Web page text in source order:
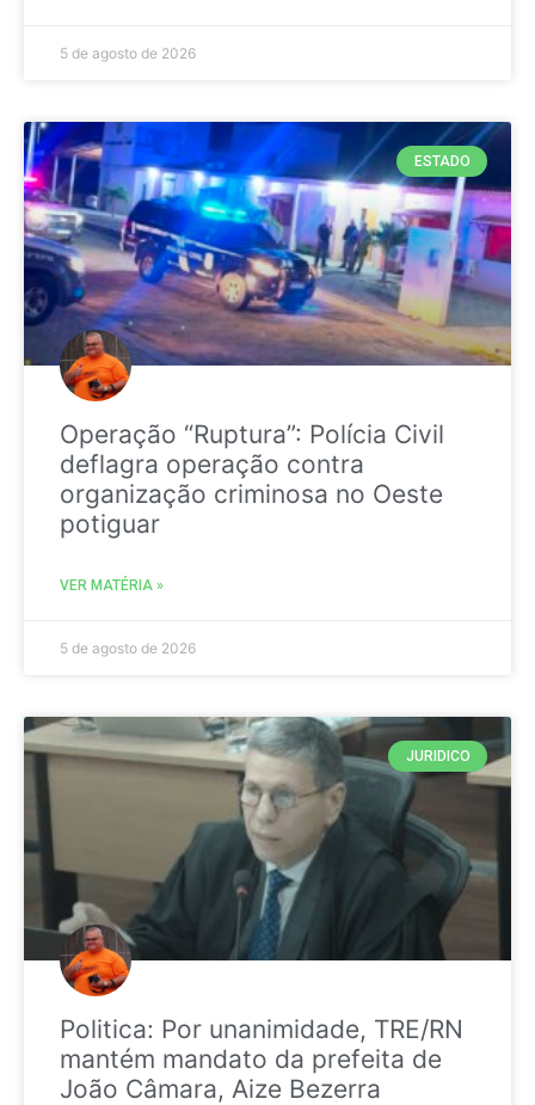
5 de agosto de 2026
ESTADO
Operação “Ruptura”: Polícia Civil
deflagra operação contra
organização criminosa no Oeste
potiguar
VER MATÉRIA »
5 de agosto de 2026
JURIDICO
Politica: Por unanimidade, TRE/RN
mantém mandato da prefeita de
João Câmara, Aize Bezerra